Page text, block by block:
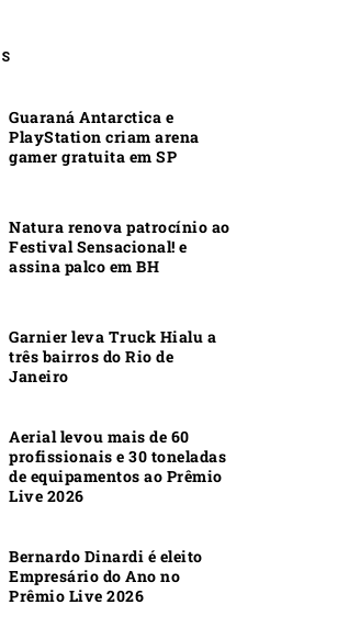
Guaraná Antarctica e
PlayStation criam arena
gamer gratuita em SP
Natura renova patrocínio ao
Festival Sensacional! e
assina palco em BH
Garnier leva Truck Hialu a
três bairros do Rio de
Janeiro
Aerial levou mais de 60
profissionais e 30 toneladas
de equipamentos ao Prêmio
Live 2026
Bernardo Dinardi é eleito
Empresário do Ano no
Prêmio Live 2026